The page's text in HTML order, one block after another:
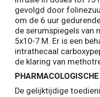
gevolgd door
om de 6 uur
de serumspiegels van
5x10-7 M. Er is een
intrathecaal
de klaring van
De gelijktijdige